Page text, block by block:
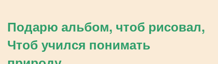
Подарю альбом, чтоб рисовал,
Чтоб учился понимать